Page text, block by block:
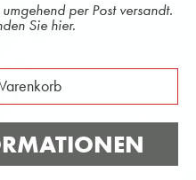
per Post versandt.
Sie hier.